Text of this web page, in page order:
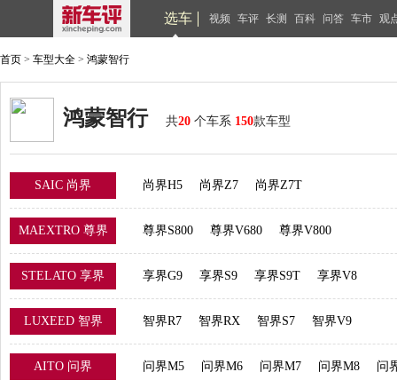
选车 视频 车评 长测 百科 问答 车市 观
首页 > 车型大全 > 鸿蒙智行
鸿蒙智行 共20 个车系 150款车型
SAIC 尚界 尚界H5 尚界Z7 尚界Z7T
MAEXTRO 尊界 尊界S800 尊界V680 尊界V800
STELATO 享界 享界G9 享界S9 享界S9T 享界V8
LUXEED 智界 智界R7 智界RX 智界S7 智界V9
AITO 问界 问界M5 问界M6 问界M7 问界M8 问